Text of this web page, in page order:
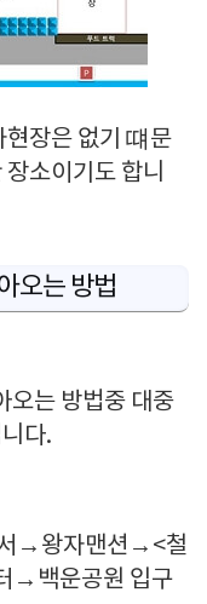
현장은 없기 떄문
소이기도 합니
오는 방법
오는 방법중 대중
다.
→왕자맨션→<철
→백운공원 입구